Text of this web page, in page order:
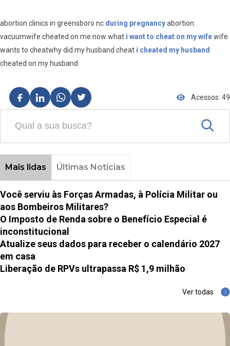
abortion clinics in greensboro nc during pregnancyabortion
vacuumwife cheated on me now what i want to cheat on my wifewife
wants to cheatwhy did my husband cheat i cheated my husband
cheated on my husband
Acessos: 49
Mais lidas Últimas Notícias
Você serviu às Forças Armadas, à Polícia Militar ou
aos Bombeiros Militares?
O Imposto de Renda sobre o Benefício Especial é
inconstitucional
Atualize seus dados para receber o calendário 2027
em casa
Liberação de RPVs ultrapassa R$ 1,9 milhão
Ver todas